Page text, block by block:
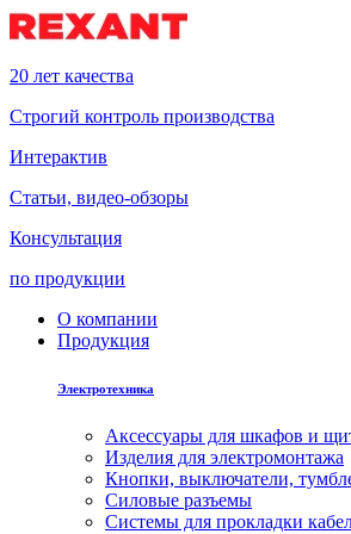
20 лет качества
Строгий контроль производства
Интерактив
Статьи, видео-обзоры
Консультация
по продукции
О компании
Продукция
Электротехника
Аксессуары для шкафов и
Изделия для электромонтажа
Кнопки, выключатели,
Силовые разъемы
Системы для прокладки